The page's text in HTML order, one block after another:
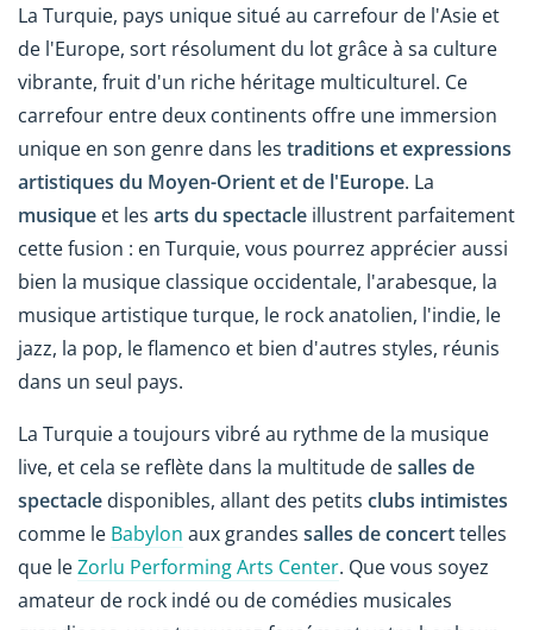
La Turquie, pays unique situé au carrefour de l'Asie et
de l'Europe, sort résolument du lot grâce à sa culture
vibrante, fruit d'un riche héritage multiculturel. Ce
carrefour entre deux continents offre une immersion
unique en son genre dans les traditions et expressions
artistiques du Moyen-Orient et de l'Europe. La
musique et les arts du spectacle illustrent parfaitement
cette fusion : en Turquie, vous pourrez apprécier aussi
bien la musique classique occidentale, l'arabesque, la
musique artistique turque, le rock anatolien, l'indie, le
jazz, la pop, le flamenco et bien d'autres styles, réunis
dans un seul pays.
La Turquie a toujours vibré au rythme de la musique
live, et cela se reflète dans la multitude desalles de
spectacle disponibles, allant des petits clubs intimistes
comme le Babylon aux grandes salles de concerttelles
que leZorlu Performing Arts Center. Que vous soyez
amateur de rock indé ou de comédies musicales